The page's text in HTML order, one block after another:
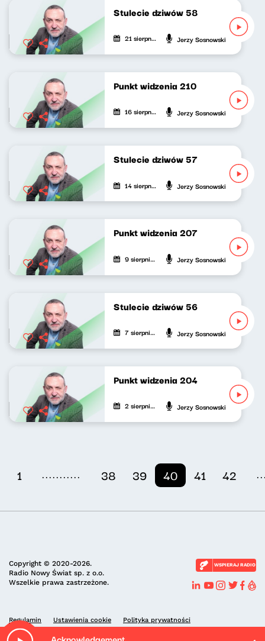
Stulecie dziwów 58
21 sierpnia 2021 Jerzy Sosnowski
Punkt widzenia 210
16 sierpnia 2021 Jerzy Sosnowski
Stulecie dziwów 57
14 sierpnia 2021 Jerzy Sosnowski
Punkt widzenia 207
9 sierpnia 2021 Jerzy Sosnowski
Stulecie dziwów 56
7 sierpnia 2021 Jerzy Sosnowski
Punkt widzenia 204
2 sierpnia 2021 Jerzy Sosnowski
1 ........... 38 39 40 41 42
Copyright © 2020-2026.
Radio Nowy Świat sp. z o.o.
Wszelkie prawa zastrzeżone.
WSPIERAJ RADIO
Regulamin Ustawienia cookie Polityka prywatności